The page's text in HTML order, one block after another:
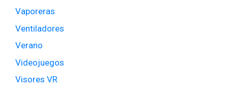
Vaporeras
Ventiladores
Verano
Videojuegos
Visores VR